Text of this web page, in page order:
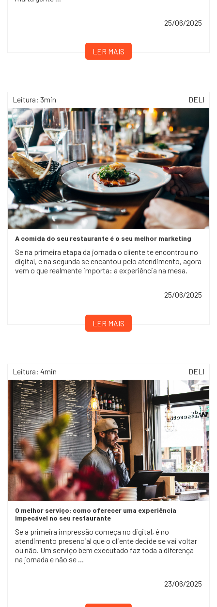
25/06/2025
LER MAIS
Leitura: 3min DELI
A comida do seu restaurante é o seu melhor marketing
Se na primeira etapa da jornada o cliente te encontrou no
digital, e na segunda se encantou pelo atendimento, agora
vem o que realmente importa: a experiência na mesa.
25/06/2025
LER MAIS
Leitura: 4min DELI
O melhor serviço: como oferecer uma experiência
impecável no seu restaurante
Se a primeira impressão começa no digital, é no
atendimento presencial que o cliente decide se vai voltar
ou não. Um serviço bem executado faz toda a diferença
na jornada e não se ...
23/06/2025